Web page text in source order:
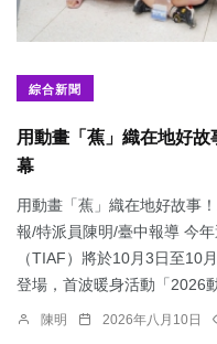
綜合新聞
用動畫「蕉」織在地好
幕
用動畫「蕉」織在地好故事
報/特派員陳明/臺中報導 今
（TIAF）將於10月3日至10
登場，首波暖身活動「2026
陳明 2026年八月10日